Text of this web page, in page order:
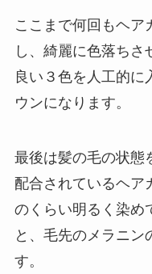
ここまで何回もヘア
し、綺麗に色落ち
良い３色を人工的に
ウンになります。
最後は髪の毛の状態
配合されているヘア
のくらい明るく染め
と、毛先のメラニン
す。